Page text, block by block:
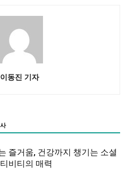
이동진 기자
즐거움, 건강까지 챙기는 소셜
비티의 매력